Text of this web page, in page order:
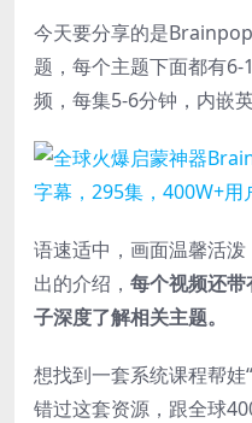
今天要分享的是
题，每个主题下面都有
频，每集5-6分钟，内嵌
语速适中，画面温馨活
出的介绍， 每个视频还
子深度了解相关主题。
想找到一套系统课程帮
错过这套资源，跟全球